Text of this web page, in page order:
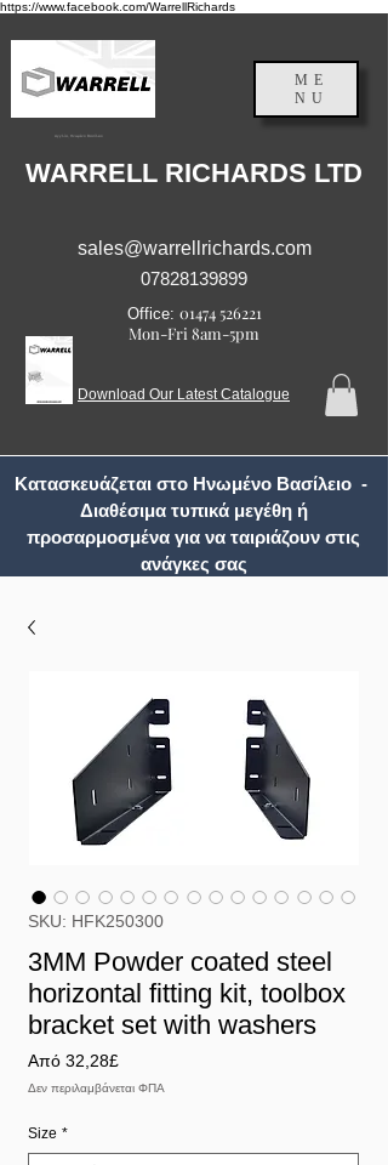
https://www.facebook.com/WarrellRichards
Αγγλία, Ηνωμένο Βασίλειο
ME
NU
WARRELL RICHARDS LTD
sales@warrellrichards.com
07828139899
Office: 01474 526221
Mon-Fri 8am-5pm
Download Our Latest Catalogue
Κατασκευάζεται στο Ηνωμένο Βασίλειο -
Διαθέσιμα τυπικά μεγέθη ή
προσαρμοσμένα για να ταιριάζουν στις
ανάγκες σας
SKU: HFK250300
3MM Powder coated steel
horizontal fitting kit, toolbox
bracket set with washers
Από 32,28£
Έκπτωσης
Δεν περιλαμβάνεται ΦΠΑ
Size *